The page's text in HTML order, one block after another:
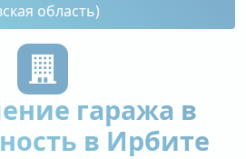
область)
гаража в
в Ирбите